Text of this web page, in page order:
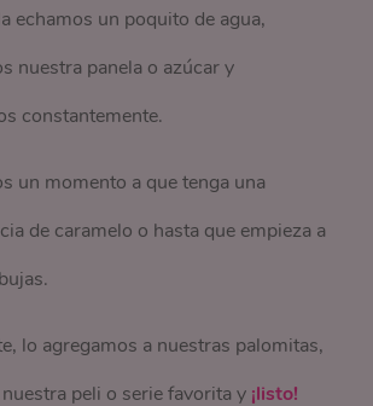
echamos un poquito de agua,
nuestra panela o azúcar y
constantemente.
un momento a que tenga una
de caramelo o hasta que empieza a
lo agregamos a nuestras palomitas,
peli o serie favorita y ¡listo!